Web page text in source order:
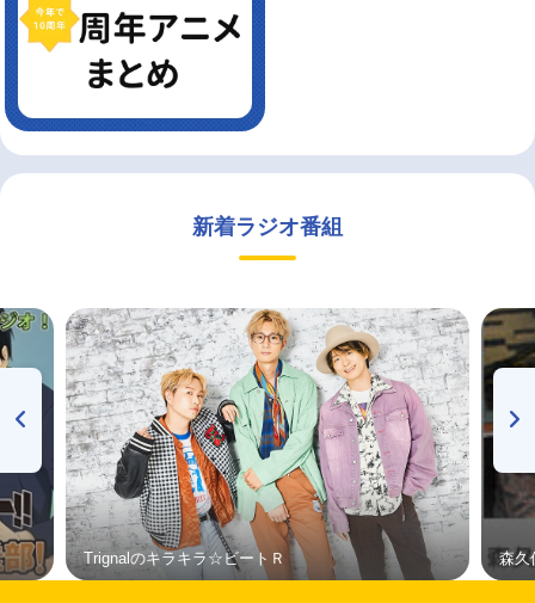
新着ラジオ番組
Trignalのキラキラ☆ビートＲ 森久